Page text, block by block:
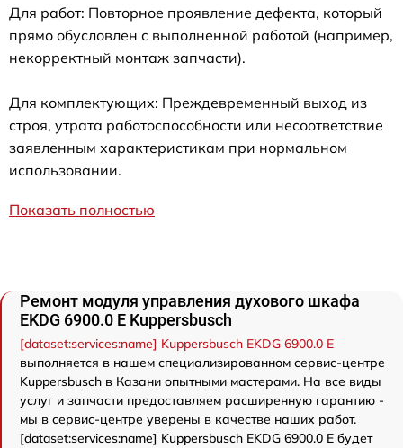
Для работ: Повторное проявление дефекта, который
прямо обусловлен с выполненной работой (например,
некорректный монтаж запчасти).
Для комплектующих: Преждевременный выход из
строя, утрата работоспособности или несоответствие
заявленным характеристикам при нормальном
использовании.
Показать полностью
Ремонт модуля управления духового шкафа
EKDG 6900.0 E Kuppersbusch
[dataset:services:name] Kuppersbusch EKDG 6900.0 E
выполняется в нашем специализированном сервис-центре
Kuppersbusch в Казани опытными мастерами. На все виды
услуг и запчасти предоставляем расширенную гарантию -
мы в сервис-центре уверены в качестве наших работ.
[dataset:services:name] Kuppersbusch EKDG 6900.0 E будет